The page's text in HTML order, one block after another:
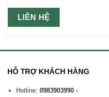
LIÊN HỆ
HỖ TRỢ KHÁCH HÀNG
Hotline: 0983903990 -